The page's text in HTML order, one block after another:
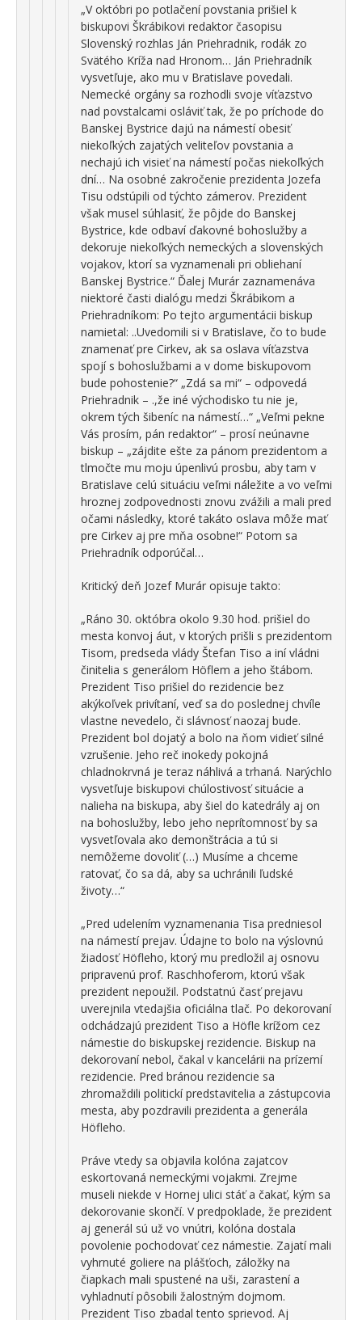
„V októbri po potlačení povstania prišiel k
biskupovi Škrábikovi redaktor časopisu
Slovenský rozhlas Ján Priehradnik, rodák zo
Svätého Kríža nad Hronom… Ján Priehradník
vysvetľuje, ako mu v Bratislave povedali.
Nemecké orgány sa rozhodli svoje víťazstvo
nad povstalcami osláviť tak, že po príchode do
Banskej Bystrice dajú na námestí obesiť
niekoľkých zajatých veliteľov povstania a
nechajú ich visieť na námestí počas niekoľkých
dní… Na osobné zakročenie prezidenta Jozefa
Tisu odstúpili od týchto zámerov. Prezident
však musel súhlasiť, že pôjde do Banskej
Bystrice, kde odbaví ďakovné bohoslužby a
dekoruje niekoľkých nemeckých a slovenských
vojakov, ktorí sa vyznamenali pri obliehaní
Banskej Bystrice.“ Ďalej Murár zaznamenáva
niektoré časti dialógu medzi Škrábikom a
Priehradníkom: Po tejto argumentácii biskup
namietal: ..Uvedomili si v Bratislave, čo to bude
znamenať pre Cirkev, ak sa oslava víťazstva
spojí s bohoslužbami a v dome biskupovom
bude pohostenie?“ „Zdá sa mi“ – odpovedá
Priehradnik – .,že iné východisko tu nie je,
okrem tých šibeníc na námestí…“ „Veľmi pekne
Vás prosím, pán redaktor“ – prosí neúnavne
biskup – „zájdite ešte za pánom prezidentom a
tlmočte mu moju úpenlivú prosbu, aby tam v
Bratislave celú situáciu veľmi náležite a vo veľmi
hroznej zodpovednosti znovu zvážili a mali pred
očami následky, ktoré takáto oslava môže mať
pre Cirkev aj pre mňa osobne!“ Potom sa
Priehradník odporúčal…
Kritický deň Jozef Murár opisuje takto:
„Ráno 30. októbra okolo 9.30 hod. prišiel do
mesta konvoj áut, v ktorých prišli s prezidentom
Tisom, predseda vlády Štefan Tiso a iní vládni
činitelia s generálom Höflem a jeho štábom.
Prezident Tiso prišiel do rezidencie bez
akýkoľvek privítaní, veď sa do poslednej chvíle
vlastne nevedelo, či slávnosť naozaj bude.
Prezident bol dojatý a bolo na ňom vidieť silné
vzrušenie. Jeho reč inokedy pokojná
chladnokrvná je teraz náhlivá a trhaná. Narýchlo
vysvetľuje biskupovi chúlostivosť situácie a
nalieha na biskupa, aby šiel do katedrály aj on
na bohoslužby, lebo jeho neprítomnosť by sa
vysvetľovala ako demonštrácia a tú si
nemôžeme dovoliť (…) Musíme a chceme
ratovať, čo sa dá, aby sa uchránili ľudské
životy…“
„Pred udelením vyznamenania Tisa predniesol
na námestí prejav. Údajne to bolo na výslovnú
žiadosť Höfleho, ktorý mu predložil aj osnovu
pripravenú prof. Raschhoferom, ktorú však
prezident nepoužil. Podstatnú časť prejavu
uverejnila vtedajšia oficiálna tlač. Po dekorovaní
odchádzajú prezident Tiso a Höfle krížom cez
námestie do biskupskej rezidencie. Biskup na
dekorovaní nebol, čakal v kancelárii na prízemí
rezidencie. Pred bránou rezidencie sa
zhromaždili politickí predstavitelia a zástupcovia
mesta, aby pozdravili prezidenta a generála
Höfleho.
Práve vtedy sa objavila kolóna zajatcov
eskortovaná nemeckými vojakmi. Zrejme
museli niekde v Hornej ulici stáť a čakať, kým sa
dekorovanie skončí. V predpoklade, že prezident
aj generál sú už vo vnútri, kolóna dostala
povolenie pochodovať cez námestie. Zajatí mali
vyhrnuté goliere na plášťoch, záložky na
čiapkach mali spustené na uši, zarastení a
vyhladnutí pôsobili žalostným dojmom.
Prezident Tiso zbadal tento sprievod. Aj